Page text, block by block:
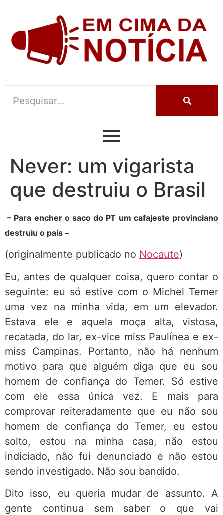
Never: um vigarista
que destruiu o Brasil
– Para encher o saco do PT um cafajeste provinciano
destruiu o país –
(originalmente publicado no Nocaute)
Eu, antes de qualquer coisa, quero contar o
seguinte: eu só estive com o Michel Temer
uma vez na minha vida, em um elevador.
Estava ele e aquela moça alta, vistosa,
recatada, do lar, ex-vice miss Paulínea e ex-
miss Campinas. Portanto, não há nenhum
motivo para que alguém diga que eu sou
homem de confiança do Temer. Só estive
com ele essa única vez. E mais para
comprovar reiteradamente que eu não sou
homem de confiança do Temer, eu estou
solto, estou na minha casa, não estou
indiciado, não fui denunciado e não estou
sendo investigado. Não sou bandido.
Dito isso, eu queria mudar de assunto. A
gente continua sem saber o que vai